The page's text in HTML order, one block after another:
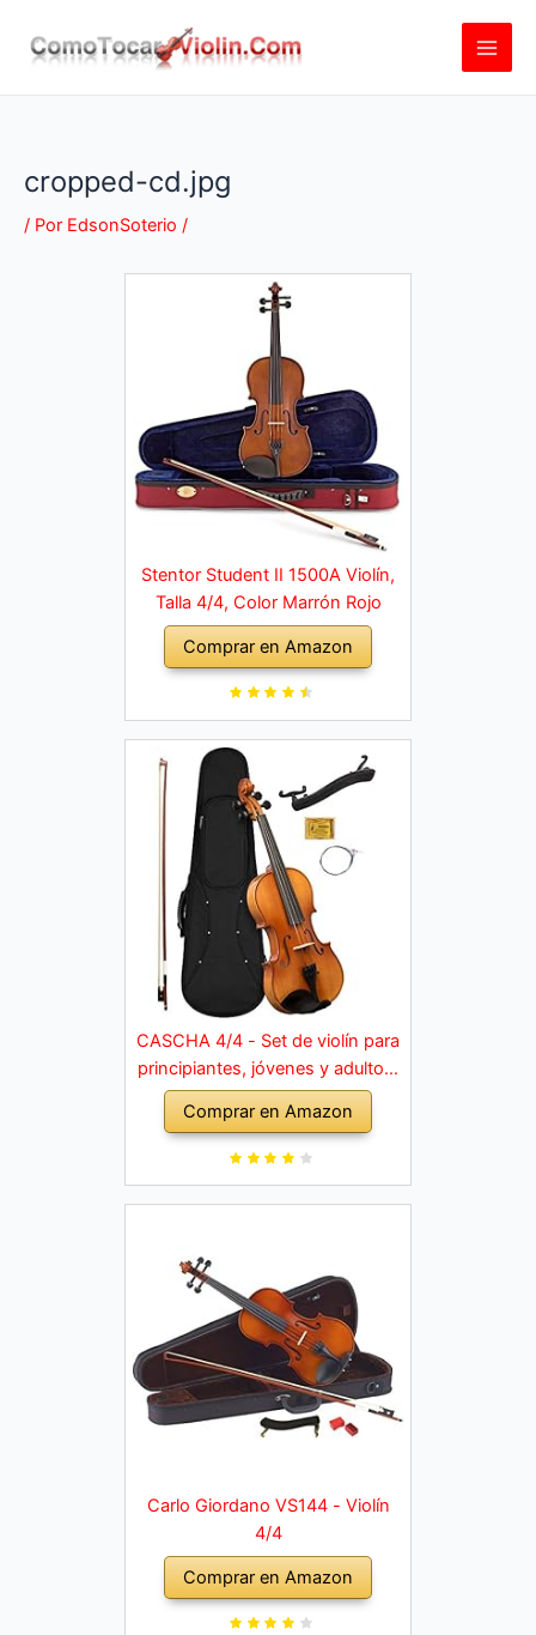
cropped-cd.jpg
/ Por EdsonSoterio /
Stentor Student II 1500A Violín,
Talla 4/4, Color Marrón Rojo
Comprar en Amazon
CASCHA 4/4 - Set de violín para
principiantes, jóvenes y adultos,
violín macizo con arco, colofonia,
cuerdas de repuesto, soporte
para hombro, maletín, abeto
Comprar en Amazon
Carlo Giordano VS144 - Violín
4/4
Comprar en Amazon